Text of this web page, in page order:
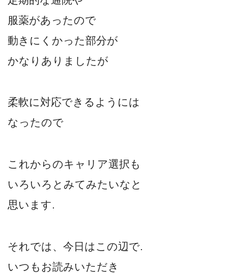
服薬があったので
動きにくかった部分が
かなりありましたが
柔軟に対応できるようには
なったので
これからのキャリア選択も
いろいろとみてみたいなと
思います.
それでは、今日はこの辺で.
いつもお読みいただき